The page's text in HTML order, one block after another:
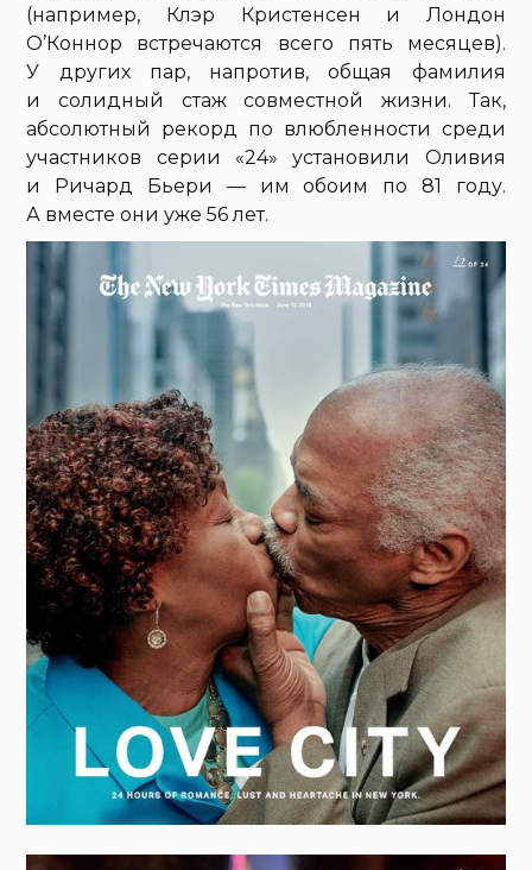
(например, Клэр Кристенсен и Лондон
О’Коннор встречаются всего пять месяцев).
У других пар, напротив, общая фамилия
и солидный стаж совместной жизни. Так,
абсолютный рекорд по влюбленности среди
участников серии «24» установили Оливия
и Ричард Бьери — им обоим по 81 году.
А вместе они уже 56 лет.